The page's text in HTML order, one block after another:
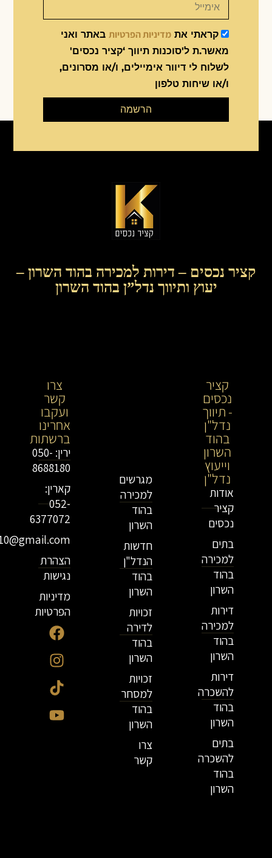
קראתי את מדיניות הפרטיות באתר ואני
מאשר.ת ל'סוכנות תיווך ‘קציר נכסים'
לשלוח לי דיוור אימיילים, ו/או מסרונים,
ו/או שיחות טלפון
הרשמה
קציר נכסים – דירות למכירה בהוד השרון –
יעוץ ותיווך נדל”ן בהוד השרון
קציר
נכסים
- תיווך
נדל"ן
בהוד
השרון
וייעוץ
נדל"ן
אודות
קציר
נכסים
בתים
למכירה
בהוד
השרון
דירות
למכירה
בהוד
השרון
דירות
להשכרה
בהוד
השרון
בתים
להשכרה
בהוד
השרון
מגרשים
למכירה
בהוד
השרון
חדשות
הנדל"ן
בהוד
השרון
זכויות
לדירה
בהוד
השרון
זכויות
למסחר
בהוד
השרון
צרו
קשר
צרו
קשר
ועקבו
אחרינו
ברשתות
ירין: 050-
8688180
קארין:
052-
6377072
הצהרת
נגישות
מדיניות
הפרטיות